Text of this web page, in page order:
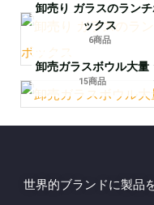
卸売り ガラスのラン
ックス
6商品
卸売ガラスボウル大量
15商品
世界的ブランドに製品